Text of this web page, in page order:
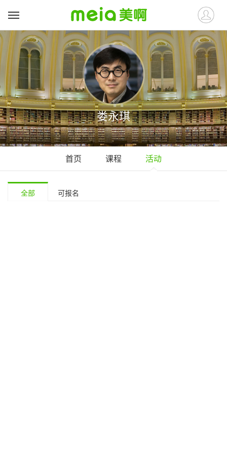
娄永琪
首页 课程 活动
全部 可报名